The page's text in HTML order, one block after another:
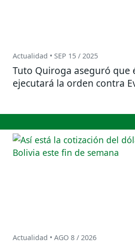
Actualidad • SEP 15 / 2025
Tuto Quiroga aseguró que
ejecutará la orden contra
Actualidad • AGO 8 / 2026